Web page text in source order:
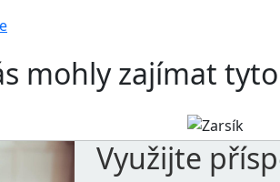
mohly zajímat
Využijte